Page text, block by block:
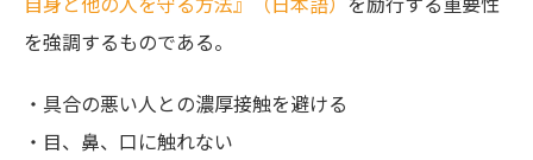
を強調するものである。
・具合の悪い人との濃厚接触を避ける
・目、鼻、口に触れない